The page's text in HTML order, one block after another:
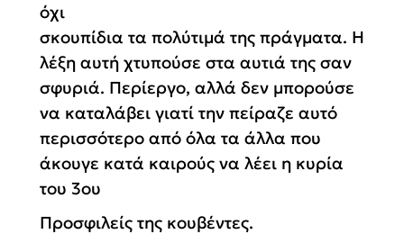
όχι
σκουπίδια τα πολύτιμά της πράγματα. Η
λέξη αυτή χτυπούσε στα αυτιά της σαν
σφυριά. Περίεργο, αλλά δεν μπορούσε
να καταλάβει γιατί την πείραζε αυτό
περισσότερο από όλα τα άλλα που
άκουγε κατά καιρούς να λέει η κυρία
του 3ου
Προσφιλείς της κουβέντες.